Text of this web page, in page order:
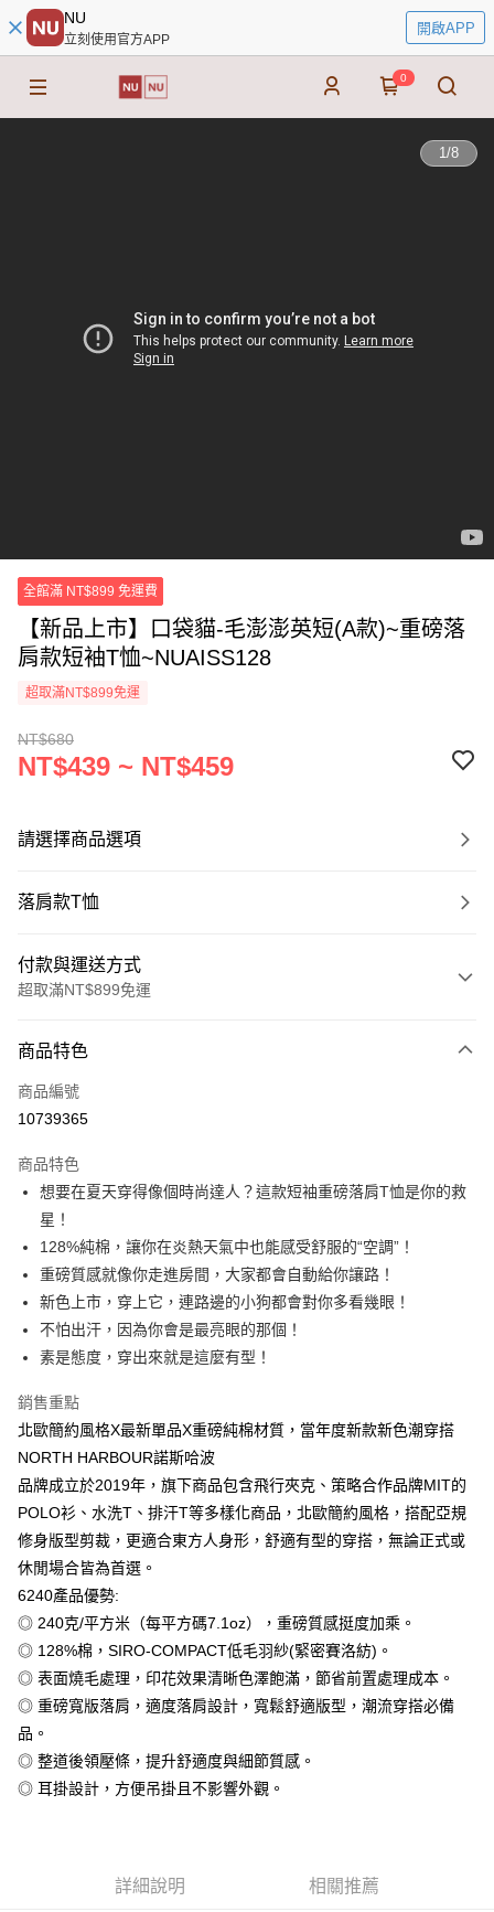
NU
立刻使用官方APP
開啟APP
0
1/8
全館滿 NT$899 免運費
【新品上市】口袋貓-毛澎澎英短(A款)~重磅落
肩款短袖T恤~NUAISS128
超取滿NT$899免運
NT$680
NT$439 ~ NT$459
請選擇商品選項
落肩款T恤
付款與運送方式
超取滿NT$899免運
信用卡一次付款
信用卡分期付款
合作金庫商業銀行
華南商業銀行
彰化商業銀行
上海商業儲蓄銀行
國泰世華商業銀行
兆豐國際商業銀行
臺灣中小企業銀行
台中商業銀行
匯豐（台灣）商業銀行
華泰商業銀行
聯邦商業銀行
遠東國際商業銀行
元大商業銀行
永豐商業銀行
玉山商業銀行
台灣樂天信用卡公司
6 期 0 利率 每期
華南商業銀行
上海商業儲蓄銀行
台北富邦商業銀行
國泰世華商業銀行
兆豐國際商業銀行
臺灣中小企業銀行
台中商業銀行
匯豐（台灣）商業銀行
華泰商業銀行
聯邦商業銀行
元大商業銀行
玉山商業銀行
台灣樂天信用卡公司
12 期 0 利率 每期 NT$36 21家銀行
合作金庫商業銀行
第一商業銀行
上海商業儲蓄銀行
台北富邦商業銀行
國泰世華商業銀行
兆豐國際商業銀行
臺灣中小企業銀行
台中商業銀行
匯豐（台灣）商業銀行
元大商業銀行
玉山商業銀行
星展（台灣）商業銀行
超商取貨付款
LINE Pay
Apple Pay
街口支付
悠遊付
Google Pay
全盈+PAY
大哥付你分期
相關說明
1.本服務由台灣大哥大提供，台灣大哥大用戶可立即使用無須另外申請。
2.付款方式選擇「大哥付你分期」，訂單成立後會自動跳轉到大哥付的交易
流程，驗證手機門號後，選擇欲分期的期數、繳款截止日，確認付款後即完
成交易。
3.實際核准額度、可分期數及費用金額請依後續交易確認頁面所載為準。
4.訂單成立30分鐘內，如未前往確認交易或遇審核未通過，訂單將自動取
法說明評估內容。
【繳款方式說明】
1.分期款項不併入電信帳單，「大哥付你分期」於每月結算日後寄送繳費提
AFTEE先享後付
相關說明
【關於「AFTEE先享後付」】
AFTEE先享後付是「在收到商品之後才付款」的支付方式。 讓您購物簡單
１．簡單：不需註冊會員、不需綁卡、不需儲值。
２．便利：只要手機號碼，簡訊認證，即可結帳。
３．安心：先確認商品／服務後，再付款。
【「AFTEE先享後付」結帳流程】
ATM／網路銀行／等多元方式進行付款，方視為交易完成。
ATM付款
全家付款取貨
每筆NT$65，滿NT$899(含以上)免運費
商品特色
商品編號
10739365
商品特色
想要在夏天穿得像個時尚達人？這款短袖重磅落肩T恤是你的救
星！
128%純棉，讓你在炎熱天氣中也能感受舒服的“空調”！
重磅質感就像你走進房間，大家都會自動給你讓路！
新色上市，穿上它，連路邊的小狗都會對你多看幾眼！
不怕出汗，因為你會是最亮眼的那個！
素是態度，穿出來就是這麼有型！
銷售重點
北歐簡約風格X最新單品X重磅純棉材質，當年度新款新色潮穿搭
NORTH HARBOUR諾斯哈波
品牌成立於2019年，旗下商品包含飛行夾克、策略合作品牌MIT的
POLO衫、水洗T、排汗T等多樣化商品，北歐簡約風格，搭配亞規
修身版型剪裁，更適合東方人身形，舒適有型的穿搭，無論正式或
休閒場合皆為首選。
6240產品優勢:
◎ 240克/平方米（每平方碼7.1oz），重磅質感挺度加乘。
◎ 128%棉，SIRO-COMPACT低毛羽紗(緊密賽洛紡)。
◎ 表面燒毛處理，印花效果清晰色澤飽滿，節省前置處理成本。
◎ 重磅寬版落肩，適度落肩設計，寬鬆舒適版型，潮流穿搭必備
品。
◎ 整道後領壓條，提升舒適度與細節質感。
◎ 耳掛設計，方便吊掛且不影響外觀。
詳細說明 相關推薦